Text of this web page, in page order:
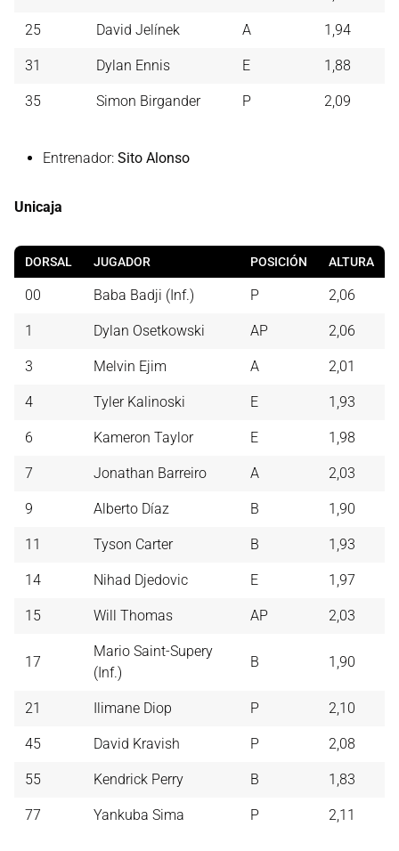
25 David Jelínek A 1,94
31 Dylan Ennis E 1,88
35 Simon Birgander P 2,09
Entrenador: Sito Alonso
Unicaja
DORSAL JUGADOR POSICIÓN ALTURA
00 Baba Badji (Inf.) P 2,06
1 Dylan Osetkowski AP 2,06
3 Melvin Ejim A 2,01
4 Tyler Kalinoski E 1,93
6 Kameron Taylor E 1,98
7 Jonathan Barreiro A 2,03
9 Alberto Díaz B 1,90
11 Tyson Carter B 1,93
14 Nihad Djedovic E 1,97
15 Will Thomas AP 2,03
17
Mario Saint-Supery
(Inf.)
B 1,90
21 Ilimane Diop P 2,10
45 David Kravish P 2,08
55 Kendrick Perry B 1,83
77 Yankuba Sima P 2,11